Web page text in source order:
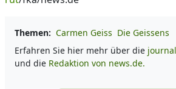
Themen: Carmen Geiss Die Geissens
Erfahren Sie hier mehr über die
und die Redaktion von news.de.